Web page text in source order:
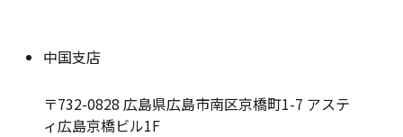
中国支店
〒732-0828 広島県広島市南区京橋町1-7 アステ
ィ広島京橋ビル1F